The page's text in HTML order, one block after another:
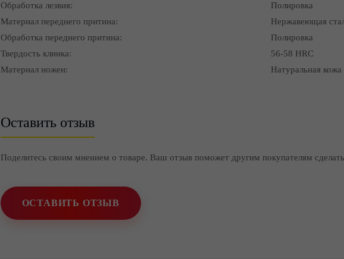
Обработка лезвия:
Полировка
Материал переднего притина:
Нержавеющая
Обработка переднего притина:
Полировка
Твердость клинка:
56-58 HRC
Материал ножен:
Натуральная кожа
Оставить отзыв
Поделитесь своим мнением о товаре. Ваш отзыв поможет другим покупателям
ОСТАВИТЬ ОТЗЫВ